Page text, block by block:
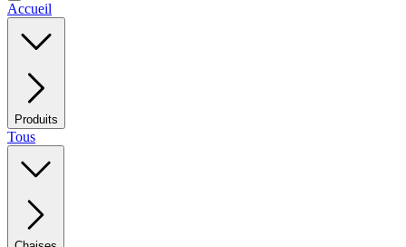
Accueil
Produits
Tous